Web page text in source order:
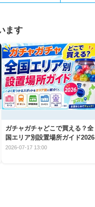
ます
ガチャガチャどこで買える？全
国エリア別設置場所ガイド2026
2026-07-17 13:00